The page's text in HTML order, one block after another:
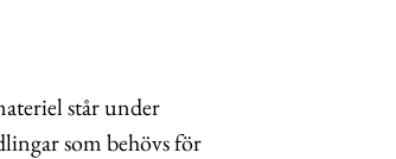
står under
som behövs för